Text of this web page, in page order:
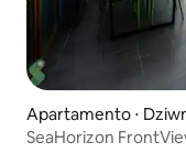
Apartamento ⋅
SeaHorizon